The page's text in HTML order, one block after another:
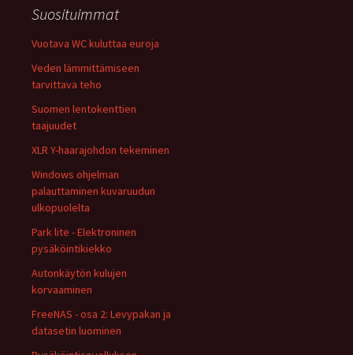
Suosituimmat
Vuotava WC kuluttaa euroja
Veden lämmittämiseen
tarvittava teho
Suomen lentokenttien
taajuudet
XLR Y-haarajohdon tekeminen
Windows ohjelman
palauttaminen kuvaruudun
ulkopuolelta
Park lite - Elektroninen
pysäköintikiekko
Autonkäytön kulujen
korvaaminen
FreeNAS - osa 2: Levypakan ja
datasetin luominen